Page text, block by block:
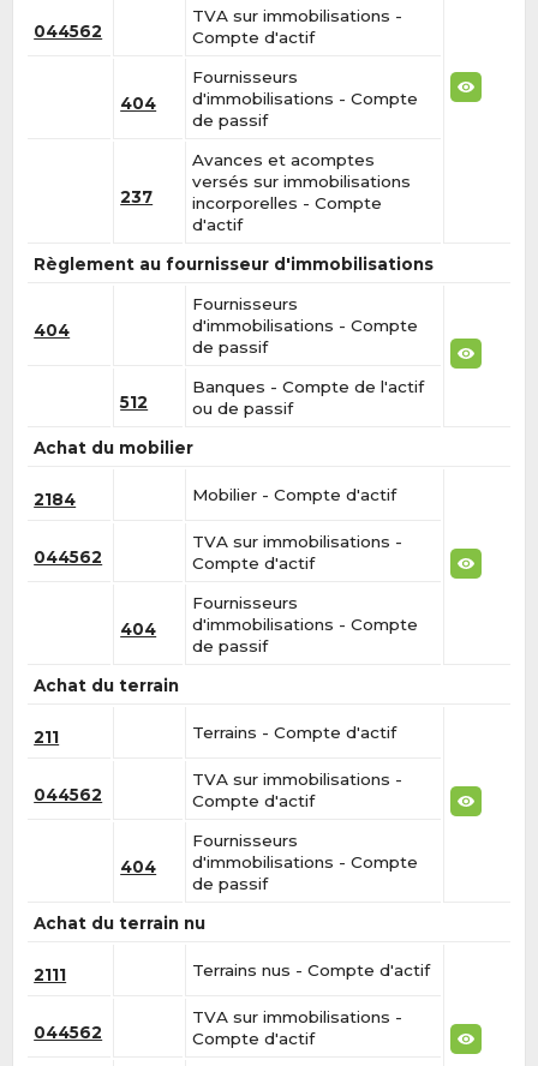
044562
TVA sur immobilisations -
Compte d'actif
404
Fournisseurs
d'immobilisations - Compte
de passif
237
Avances et acomptes
versés sur immobilisations
incorporelles - Compte
d'actif
Règlement au fournisseur d'immobilisations
404
Fournisseurs
d'immobilisations - Compte
de passif
512
Banques - Compte de l'actif
ou de passif
Achat du mobilier
2184 Mobilier - Compte d'actif
044562
TVA sur immobilisations -
Compte d'actif
404
Fournisseurs
d'immobilisations - Compte
de passif
Achat du terrain
211 Terrains - Compte d'actif
044562
TVA sur immobilisations -
Compte d'actif
404
Fournisseurs
d'immobilisations - Compte
de passif
Achat du terrain nu
2111 Terrains nus - Compte d'actif
044562
TVA sur immobilisations -
Compte d'actif